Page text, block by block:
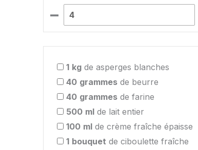
–
1 kg de asperges blanches
40 grammes de beurre
40 grammes de farine
500 ml de lait entier
100 ml de crème fraîche épaisse
1 bouquet de ciboulette fraîche